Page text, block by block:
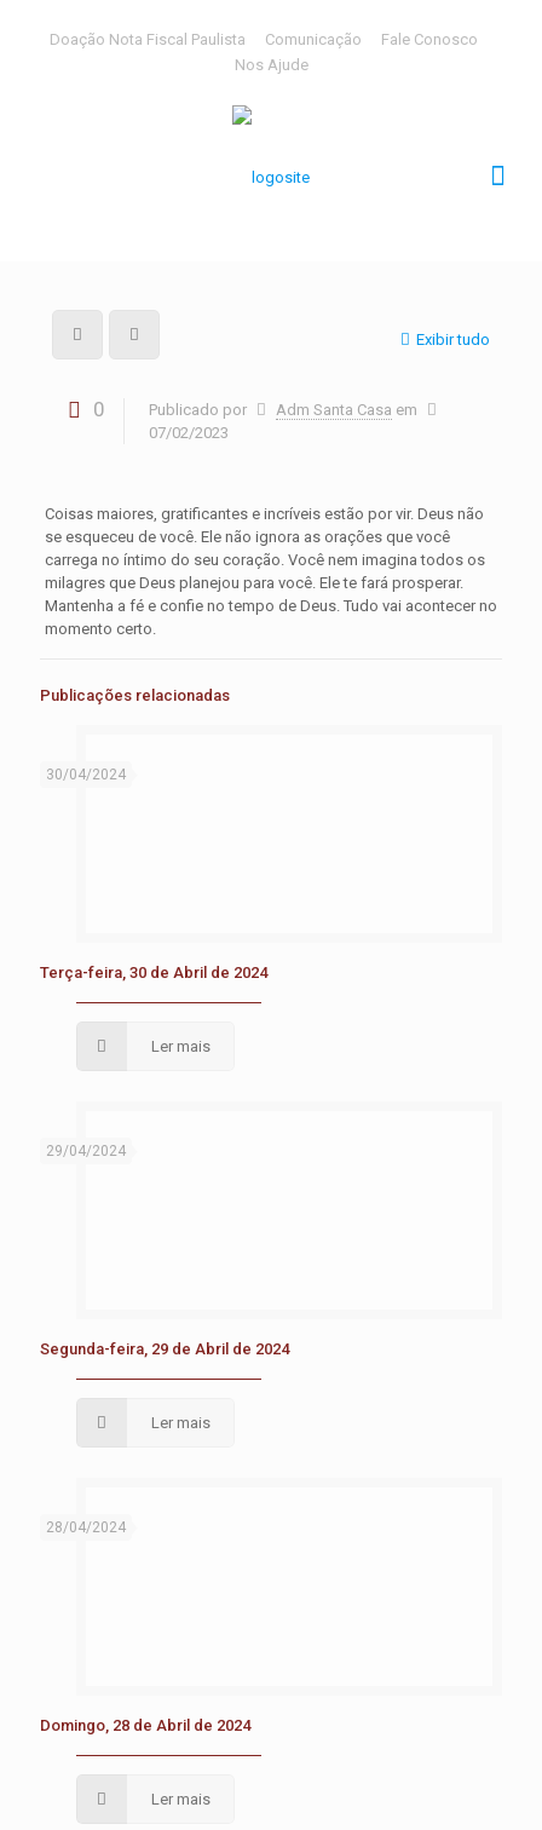
Doação Nota Fiscal Paulista Comunicação
Fale Conosco
Nos Ajude
Exibir tudo
0 Publicado por Adm Santa Casa em
07/02/2023
Coisas maiores, gratificantes e incríveis estão por vir. Deus não
se esqueceu de você. Ele não ignora as orações que você
carrega no íntimo do seu coração. Você nem imagina todos os
milagres que Deus planejou para você. Ele te fará prosperar.
Mantenha a fé e confie no tempo de Deus. Tudo vai acontecer no
momento certo.
Publicações relacionadas
30/04/2024
Terça-feira, 30 de Abril de 2024
Ler mais
29/04/2024
Segunda-feira, 29 de Abril de 2024
Ler mais
28/04/2024
Domingo, 28 de Abril de 2024
Ler mais